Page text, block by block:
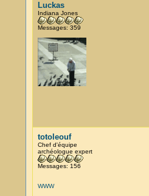
Luckas
Indiana Jones
Messages: 359
totoleouf
Chef d'équipe
archéologue expert
Messages: 156
WWW